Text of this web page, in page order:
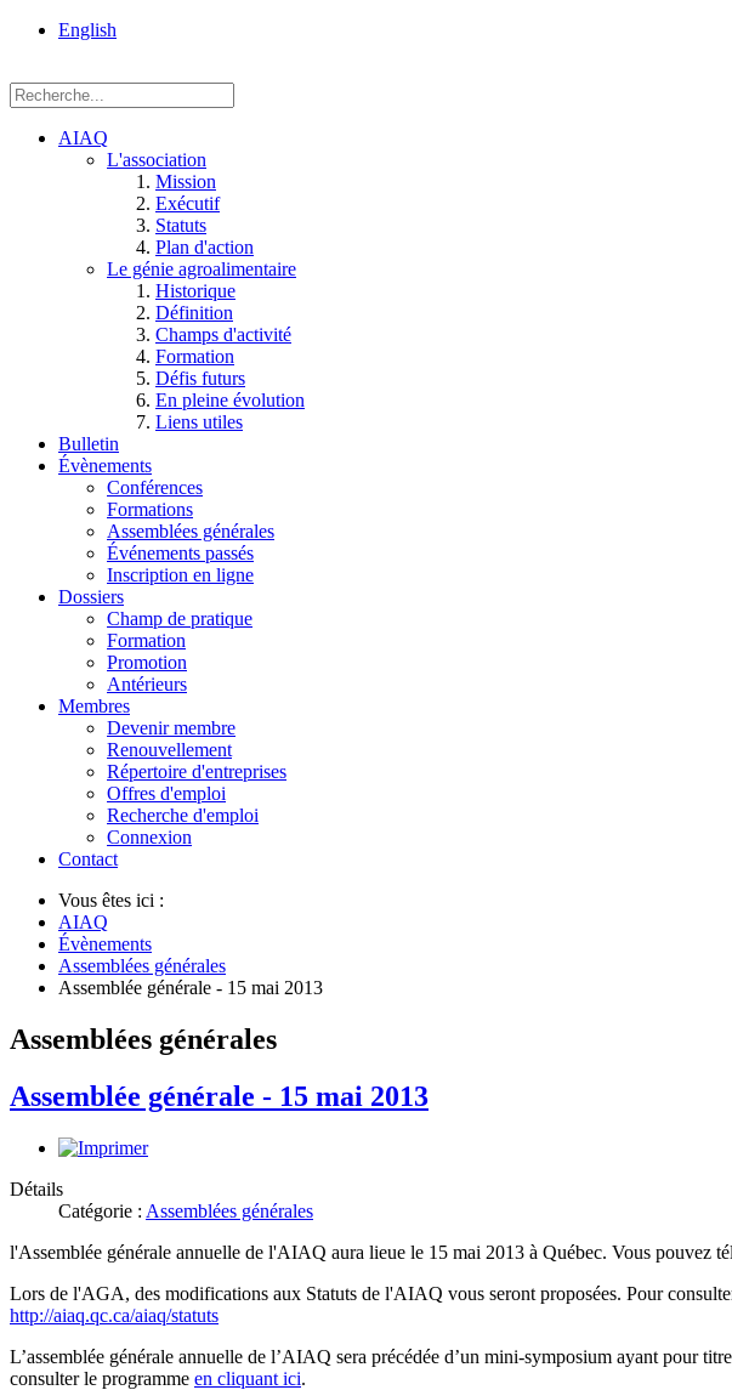
English
AIAQ
L'association
Mission
Exécutif
Statuts
Plan d'action
Le génie agroalimentaire
Historique
Définition
Champs d'activité
Formation
Défis futurs
En pleine évolution
Liens utiles
Bulletin
Évènements
Conférences
Formations
Assemblées générales
Événements passés
Inscription en ligne
Dossiers
Champ de pratique
Formation
Promotion
Antérieurs
Membres
Devenir membre
Renouvellement
Répertoire d'entreprises
Offres d'emploi
Recherche d'emploi
Connexion
Contact
Vous êtes ici :
AIAQ
Évènements
Assemblées générales
Assemblée générale - 15 mai 2013
Assemblées générales
Assemblée générale - 15 mai 2013
Détails
Catégorie : Assemblées générales
l'Assemblée générale annuelle de l'AIAQ aura lieue le 15 mai 2013 à Québec. Vous pouvez
Lors de l'AGA, des modifications aux Statuts de l'AIAQ vous seront proposées. Pour
http://aiaq.qc.ca/aiaq/statuts
L’assemblée générale annuelle de l’AIAQ sera précédée d’un mini-symposium ayant pour
consulter le programme en cliquant ici.
Einstein, Québec
G1P